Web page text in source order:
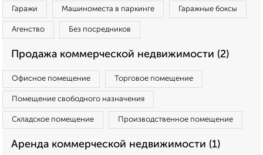
Гаражи Машиноместа в паркинге Гаражные боксы
Агенство Без посредников
Продажа коммерческой недвижимости (2)
Офисное помещение Торговое помещение
Помещение свободного назначения
Складское помещение Производственное помещение
Аренда коммерческой недвижимости (1)